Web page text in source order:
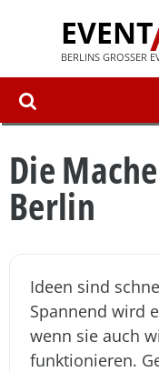
EVENT
BERLINS GROSSER
Die
Berlin
Ideen sind
Spannend wird
wenn sie auch
funktionieren.